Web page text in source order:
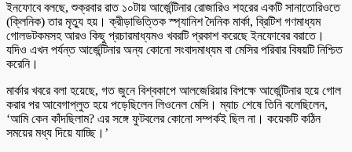
ইনফোবে বলছে, শুক্রবার রাত ১০টায় আর্জেন্টিনার রোজারিও শহরের একটি সানাতোরিওতে
(ক্লিনিক) তার মৃত্যু হয়। ক্রীড়াভিত্তিক স্প্যানিশ দৈনিক মার্কা, ব্রিটিশ গণমাধ্যম
গোলডটকমসহ আরও কিছু প্রচারমাধ্যমও খবরটি প্রকাশ করেছে ইনফোবের বরাতে।
যদিও এখন পর্যন্ত আর্জেন্টিনার অন্য কোনো সংবাদমাধ্যম বা মেসির পরিবার বিষয়টি নিশ্চিত
করেনি।
মার্কার খবরে বলা হয়েছে, গত জুনে বিশ্বকাপে আলজেরিয়ার বিপক্ষে আর্জেন্টিনার হয়ে গোল
করার পর আবেগাপ্লুত হয়ে পড়েছিলেন লিওনেল মেসি। ম্যাচ শেষে তিনি বলেছিলেন,
‘আমি কেন কাঁদছিলাম? এর সঙ্গে ফুটবলের কোনো সম্পর্কই ছিল না। কয়েকটি কঠিন
সময়ের মধ্য দিয়ে যাচ্ছি।’